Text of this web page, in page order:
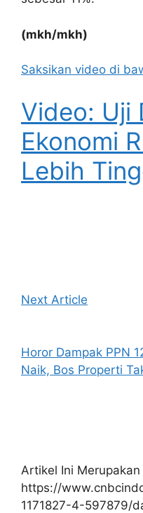
(mkh/mkh)
Saksikan video di
Video: Uji
Ekonomi
Lebih
Next Article
Horor Dampak PPN
Naik, Bos Properti
Artikel Ini Merupakan
https://
1171827-4-597879/